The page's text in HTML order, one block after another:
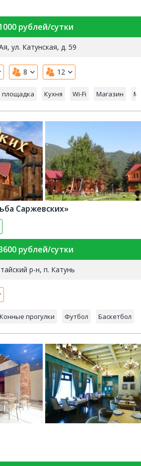
рублей/сутки
ул. Катунская, д. 59
8 12
площадка Кухня Wi-Fi Магазин
Саржевских»
рублей/сутки
р-н, п. Катунь
Конные прогулки Футбол Баскетбол